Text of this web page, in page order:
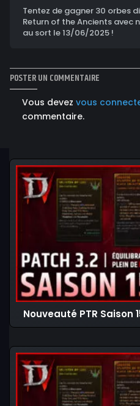
Tentez de gagner 30 orbes
Return of the Ancients avec
au sort le 13/06/2025 !
POSTER UN COMMENTAIRE
Vous devez vous
commentaire.
Nouveauté PTR Saison